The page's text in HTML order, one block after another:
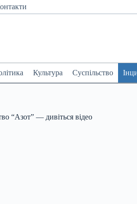
Культура Суспільство
“Азот” — дивіться відео